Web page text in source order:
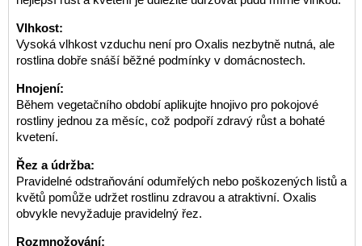
Vlhkost:
Vysoká vlhkost vzduchu není pro Oxalis nezbytně nutná, ale
rostlina dobře snáší běžné podmínky v domácnostech.
Hnojení:
Během vegetačního období aplikujte hnojivo pro pokojové
rostliny jednou za měsíc, což podpoří zdravý růst a bohaté
kvetení.
Řez a údržba:
Pravidelné odstraňování odumřelých nebo poškozených listů a
květů pomůže udržet rostlinu zdravou a atraktivní. Oxalis
obvykle nevyžaduje pravidelný řez.
Rozmnožování: